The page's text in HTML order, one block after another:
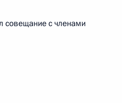
совещание с членами